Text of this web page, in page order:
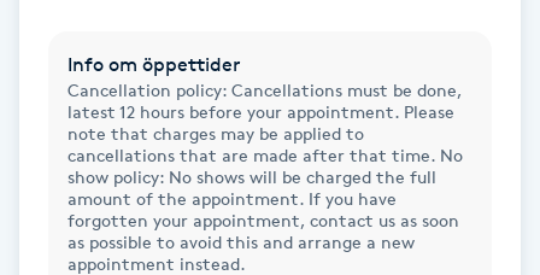
IR-massage
Japansk massage
Info om öppettider
Cancellation policy: Cancellations must be done,
latest 12 hours before your appointment. Please
note that charges may be applied to
cancellations that are made after that time. No
show policy: No shows will be charged the full
amount of the appointment. If you have
forgotten your appointment, contact us as soon
as possible to avoid this and arrange a new
appointment instead.